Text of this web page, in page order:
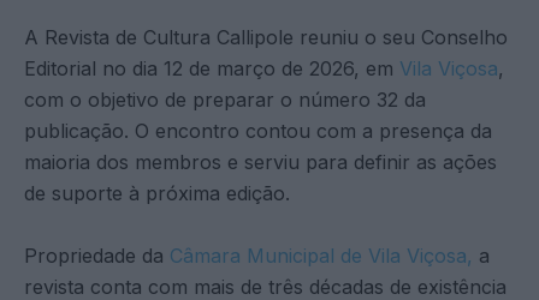
A Revista de Cultura Callipole reuniu o seu Conselho
Editorial no dia 12 de março de 2026, em Vila Viçosa,
com o objetivo de preparar o número 32 da
publicação. O encontro contou com a presença da
maioria dos membros e serviu para definir as ações
de suporte à próxima edição.
Propriedade da Câmara Municipal de Vila Viçosa, a
revista conta com mais de três décadas de existência